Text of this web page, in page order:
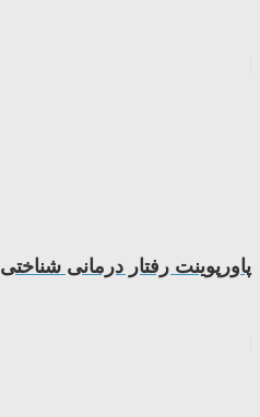
پاورپوینت رفتار درمانی شناختی